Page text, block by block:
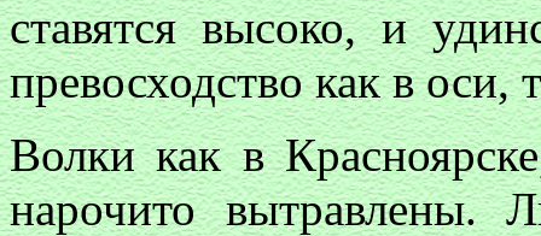
ставятся высоко, и
превосходство как в оси,
Волки как в
нарочито вытравлены.